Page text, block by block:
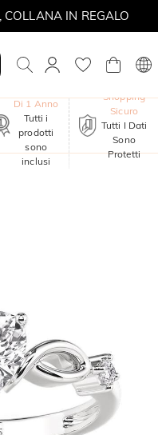
IN REGALO
Di 1 Anno
Tutti i
prodotti
sono
inclusi
Shopping
Sicuro
Tutti I Dati
Sono
Protetti